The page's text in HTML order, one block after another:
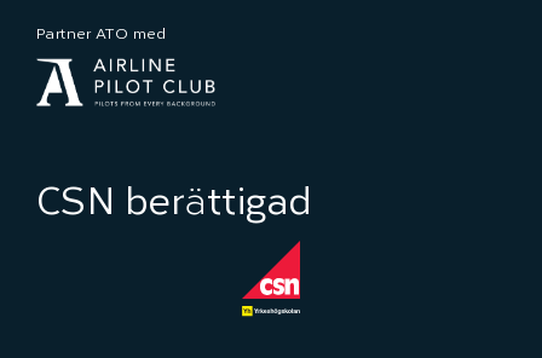
Partner ATO med
CSN berättigad